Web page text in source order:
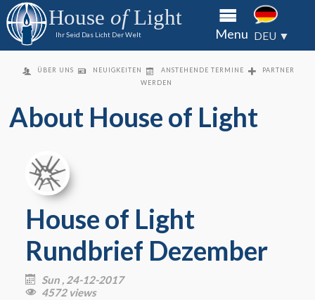
House ofLight
Ihr Seid Das Licht Der Welt Menu DEU ▼
Über
House of
Light per
Scheck
House of
Light per
Scheck
House of
Light per
Scheck
ÜBER UNS NEUIGKEITEN ANSTEHENDE TERMINE
PARTNER
WERDEN
About House of Light
House of Light
Rundbrief Dezember
 Sun , 24-12-2017
 4572 views